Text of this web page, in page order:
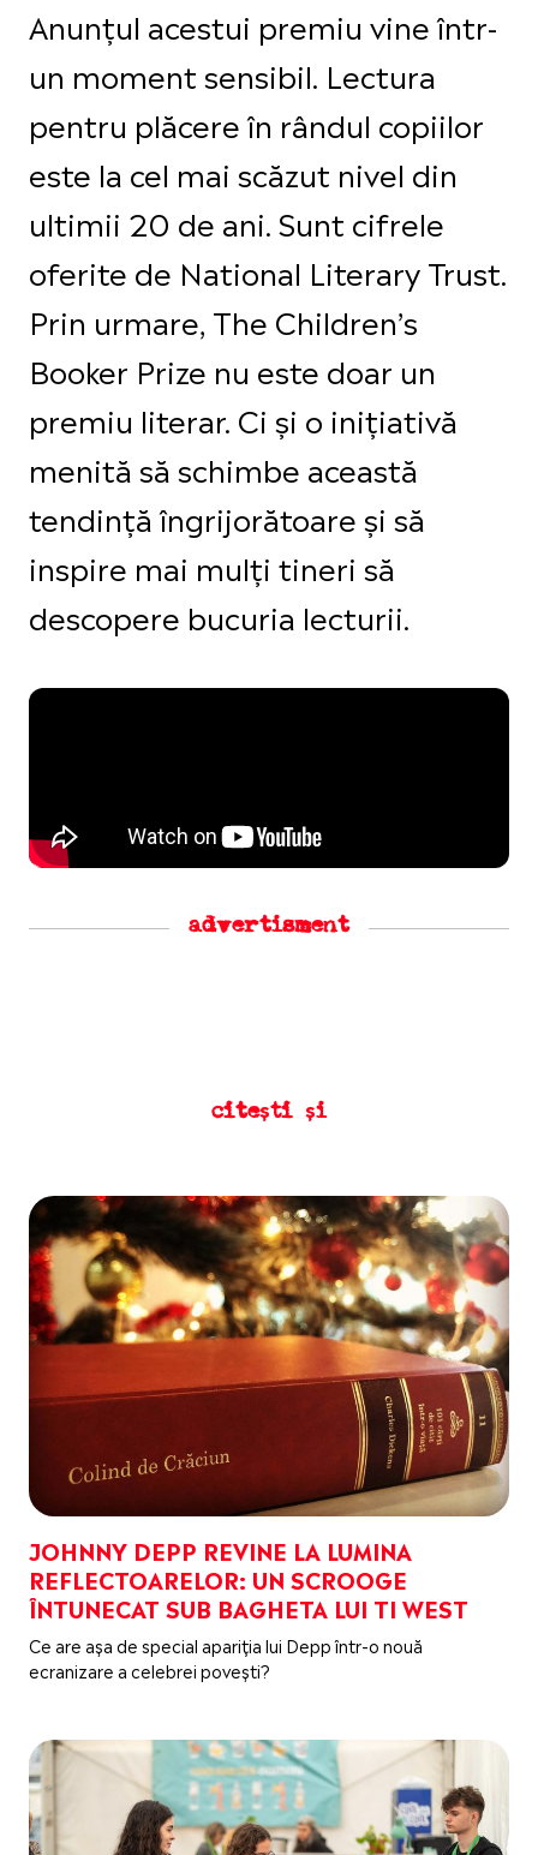
Anunțul acestui premiu vine într-
un moment sensibil. Lectura
pentru plăcere în rândul copiilor
este la cel mai scăzut nivel din
ultimii 20 de ani. Sunt cifrele
oferite de National Literary Trust.
Prin urmare, The Children’s
Booker Prize nu este doar un
premiu literar. Ci și o inițiativă
menită să schimbe această
tendință îngrijorătoare și să
inspire mai mulți tineri să
descopere bucuria lecturii.
advertisment
citești și
JOHNNY DEPP REVINE LA LUMINA
REFLECTOARELOR: UN SCROOGE
ÎNTUNECAT SUB BAGHETA LUI TI WEST
Ce are așa de special apariția lui Depp într-o nouă
ecranizare a celebrei povești?